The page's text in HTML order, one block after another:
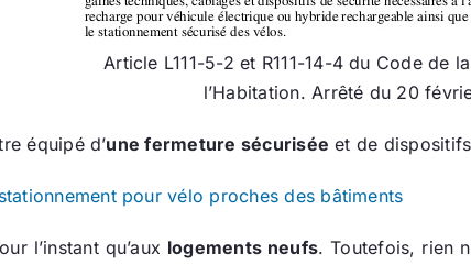
Article L111-5-2 et R111-14-4 du Code de
l’Habitation. Arrêté du 20
équipé d’une fermeture sécurisée et de
pour vélo proches des bâtiments
l’instant qu’aux logements neufs. Toutefois, rien